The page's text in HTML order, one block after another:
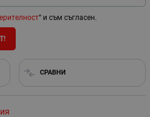
“ и съм съгласен.
СРАВНИ